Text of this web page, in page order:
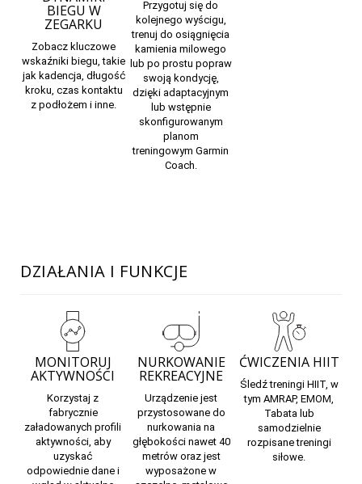
BIEGU W
ZEGARKU
Zobacz kluczowe
wskaźniki biegu, takie
jak kadencja, długość
kroku, czas kontaktu
z podłożem i inne.
Przygotuj się do
kolejnego wyścigu,
trenuj do osiągnięcia
kamienia milowego
lub po prostu popraw
swoją kondycję,
dzięki adaptacyjnym
lub wstępnie
skonfigurowanym
planom
treningowymGarmin
Coach.
DZIAŁANIA I FUNKCJE
MONITORUJ
AKTYWNOŚCI
Korzystaj z
fabrycznie
załadowanych profili
aktywności, aby
uzyskać
odpowiednie dane i
NURKOWANIE
REKREACYJNE
Urządzenie jest
przystosowane do
nurkowania na
głębokości nawet 40
metrów oraz jest
wyposażone w
ĆWICZENIA HIIT
Śledź treningi HIIT, w
tym AMRAP, EMOM,
Tabata lub
samodzielnie
rozpisane treningi
siłowe.